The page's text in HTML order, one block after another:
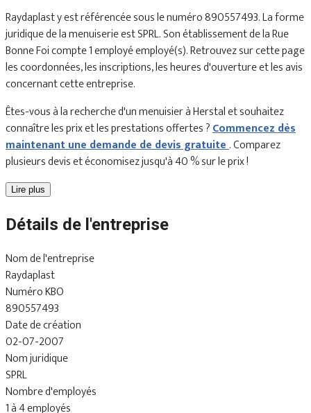
Raydaplast y est référencée sous le numéro 890557493. La forme
juridique de la menuiserie est SPRL. Son établissement de la Rue
Bonne Foi compte 1 employé employé(s). Retrouvez sur cette page
les coordonnées, les inscriptions, les heures d'ouverture et les avis
concernant cette entreprise.
Êtes-vous à la recherche d'un menuisier à Herstal et souhaitez
connaître les prix et les prestations offertes ?Commencez dès
maintenant une demande de devis gratuite. Comparez
plusieurs devis et économisez jusqu'à 40 % sur le prix !
Lire plus
Détails de l'entreprise
Nom de l'entreprise
Raydaplast
Numéro KBO
890557493
Date de création
02-07-2007
Nom juridique
SPRL
Nombre d'employés
1 à 4 employés